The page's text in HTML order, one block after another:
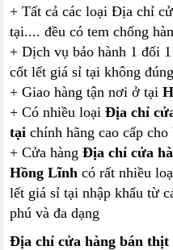
+ Tất cả các loại Địa chỉ
tại.... đều có tem chống
+ Dịch vụ bảo hành 1 đổi
cốt lết giá sỉ tại không
+ Giao hàng tận nơi ở tại
+ Có nhiều loạiĐịa chỉ
tại chính hãng cao cấp
+ Cửa hàngĐịa chỉ cửa
Hồng Lĩnh có rất nhiều
lết giá sỉ tại nhập khẩu từ
phú và đa dạng
Địa chỉ cửa hàng bán